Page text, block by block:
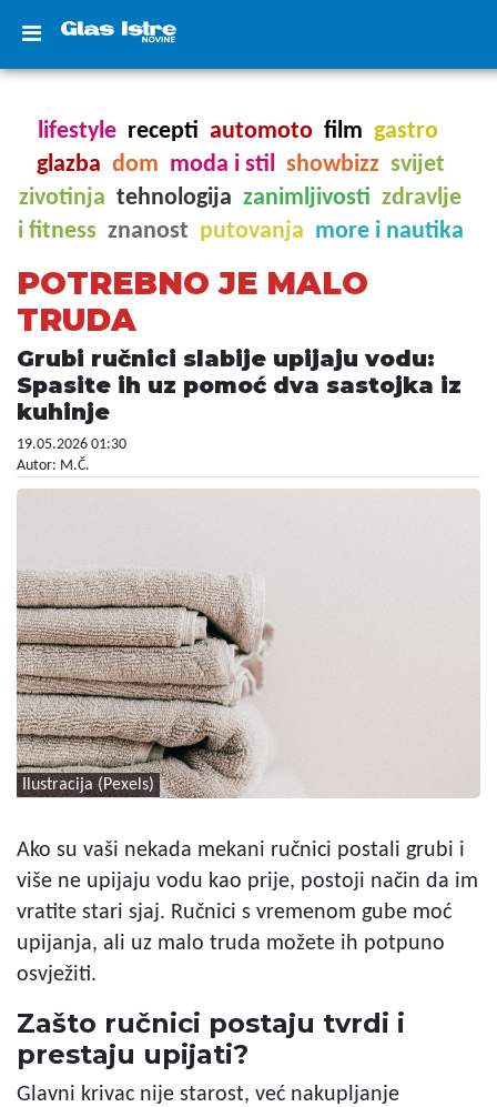
lifestyle recepti automoto film gastro
glazba dom moda i stil showbizz svijet
zivotinja tehnologija zanimljivosti zdravlje
i fitness znanost putovanja more i nautika
POTREBNO JE MALO
TRUDA
Grubi ručnici slabije upijaju vodu:
Spasite ih uz pomoć dva sastojka iz
kuhinje
19.05.2026 01:30
Autor: M.Č.
Ilustracija (Pexels)
Ako su vaši nekada mekani ručnici postali grubi i
više ne upijaju vodu kao prije, postoji način da im
vratite stari sjaj. Ručnici s vremenom gube moć
upijanja, ali uz malo truda možete ih potpuno
osvježiti.
Zašto ručnici postaju tvrdi i
prestaju upijati?
Glavni krivac nije starost, već nakupljanje